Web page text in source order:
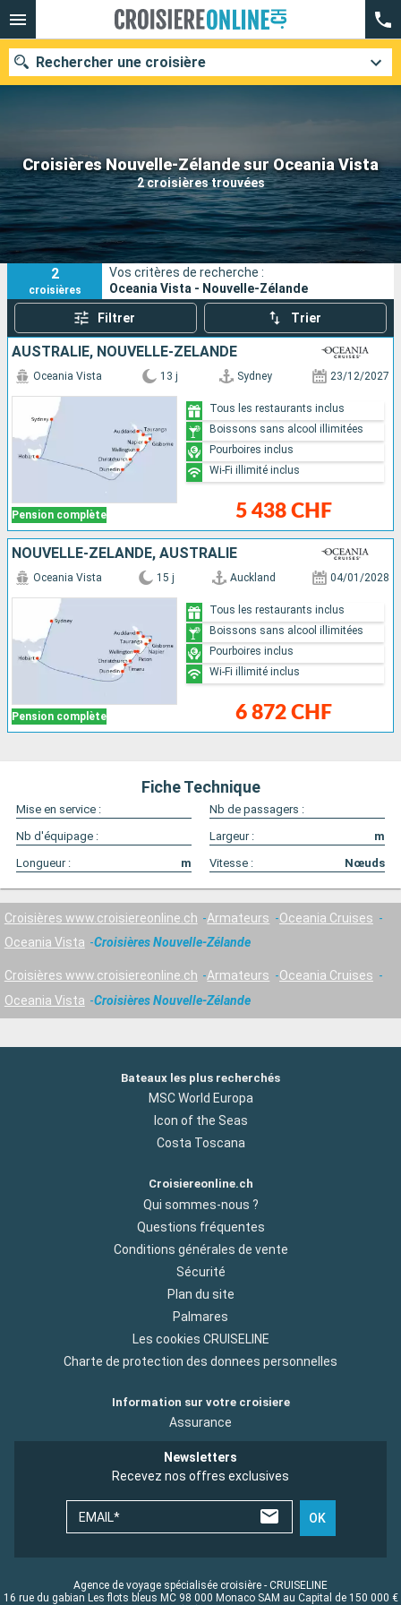
Croisières Nouvelle-Zélande sur Oceania Vista
2 croisières trouvées
Rechercher une croisière
Nos destinations
Mois de départ
Ports Compagnies
Rechercher
2
croisières
Vos critères de recherche :
Oceania Vista - Nouvelle-Zélande
Filtrer Trier
AUSTRALIE, NOUVELLE-ZÉLANDE
Pension complète
Oceania Vista 13 j Sydney 23/12/2027
5 438 CHF
Tous les restaurants inclus
Boissons sans alcool illimitées
Pourboires inclus
Wi-Fi illimité inclus
NOUVELLE-ZÉLANDE, AUSTRALIE
Pension complète
Oceania Vista 15 j Auckland 04/01/2028
6 872 CHF
Tous les restaurants inclus
Boissons sans alcool illimitées
Pourboires inclus
Wi-Fi illimité inclus
Fiche Technique
Mise en service :
Nb de passagers :
Nb d'équipage :
Largeur :
m
Longueur :
m Vitesse : Nœuds
Croisières www.croisiereonline.ch Armateurs
Oceania Cruises
Oceania Vista
Croisières Nouvelle-Zélande
Croisières www.croisiereonline.ch Armateurs
Oceania Cruises
Oceania Vista
Croisières Nouvelle-Zélande
Bateaux les plus recherchés
MSC World Europa
Icon of the Seas
Costa Toscana
Croisiereonline.ch
Qui sommes-nous ?
Questions fréquentes
Conditions générales de vente
Sécurité
Plan du site
Palmares
Les cookies CRUISELINE
Charte de protection des donnees personnelles
Information sur votre croisiere
Assurance
Newsletters
Recevez nos offres exclusives
EMAIL* OK
Agence de voyage spécialisée croisière - CRUISELINE
16 rue du gabian Les flots bleus MC 98 000 Monaco SAM au Capital de 150 000 €